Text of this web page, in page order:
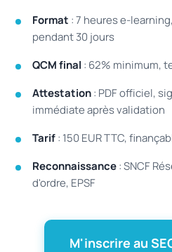
Format : 7 heures e-
pendant 30 jours
QCM final : 62% minimum,
Attestation: PDF officiel,
immédiate après validation
Tarif: 150 EUR TTC,
Reconnaissance: SNCF
d'ordre, EPSF
M'inscrire au